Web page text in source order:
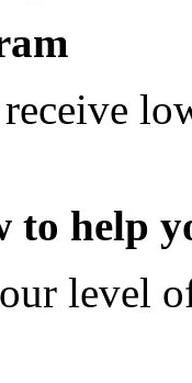
to help
level